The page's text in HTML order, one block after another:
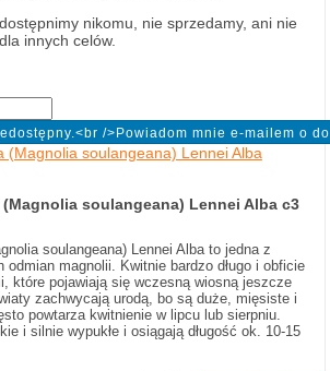
nikomu, nie sprzedamy, ani nie
innych celów.
soulangeana) Lennei Alba c3
soulangeana) Lennei Alba to jedna z
odmian magnolii. Kwitnie bardzo długo i obficie
które pojawiają się wczesną wiosną jeszcze
zachwycają urodą, bo są duże, mięsiste i
powtarza kwitnienie w lipcu lub sierpniu.
i silnie wypukłe i osiągają długość ok. 10-15